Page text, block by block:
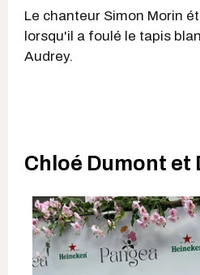
Le chanteur Simon Morin
lorsqu'il a foulé le tapis
Audrey.
Chloé Dumont et